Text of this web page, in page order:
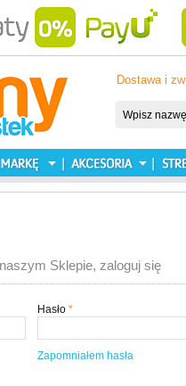
Dostawa i
Sklepie, zaloguj się
*
Hasło
Zapomniałem hasła